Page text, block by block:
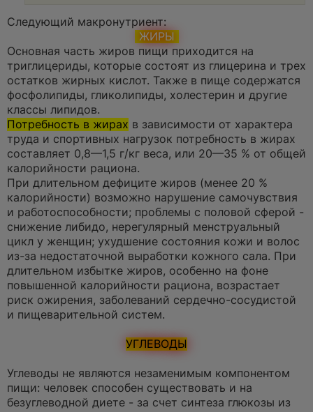
Следующий макронутриент:
ЖИРЫ
Основная часть жиров пищи приходится на
триглицериды, которые состоят из глицерина и трех
остатков жирных кислот. Также в пище содержатся
фосфолипиды, гликолипиды, холестерин и другие
классы липидов.
Потребность в жирах в зависимости от характера
труда и спортивных нагрузок потребность в жирах
составляет 0,8—1,5 г/кг веса, или 20—35 % от общей
калорийности рациона.
При длительном дефиците жиров (менее 20 %
калорийности) возможно нарушение самочувствия
и работоспособности; проблемы с половой сферой -
снижение либидо, нерегулярный менструальный
цикл у женщин; ухудшение состояния кожи и волос
из-за недостаточной выработки кожного сала. При
длительном избытке жиров, особенно на фоне
повышенной калорийности рациона, возрастает
риск ожирения, заболеваний сердечно-сосудистой
и пищеварительной систем.
УГЛЕВОДЫ
Углеводы не являются незаменимым компонентом
пищи: человек способен существовать и на
безуглеводной диете - за счет синтеза глюкозы из